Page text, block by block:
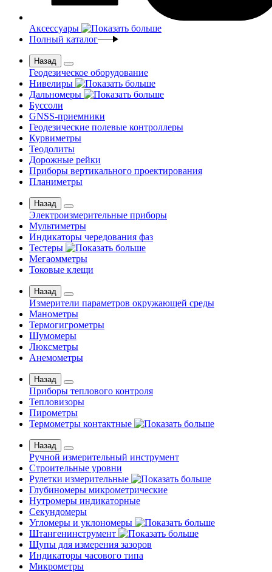
Аксессуары
Полный каталог
Назад
Геодезическое оборудование
Нивелиры
Дальномеры
Буссоли
GNSS-приемники
Геодезические полевые контроллеры
Курвиметры
Теодолиты
Дорожные рейки
Приборы вертикального проектирования
Планиметры
Назад
Электроизмерительные приборы
Мультиметры
Индикаторы чередования фаз
Тестеры
Мегаомметры
Токовые клещи
Назад
Измерители параметров окружающей среды
Манометры
Термогигрометры
Шумомеры
Люксметры
Анемометры
Назад
Приборы теплового контроля
Тепловизоры
Пирометры
Термометры контактные
Назад
Ручной измерительный инструмент
Строительные уровни
Рулетки измерительные
Глубиномеры микрометрические
Нутромеры индикаторные
Секундомеры
Угломеры и уклономеры
Штангенинструмент
Щупы для измерения зазоров
Индикаторы часового типа
Микрометры